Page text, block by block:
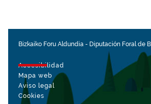
Bizkaiko Foru Aldundia - Diputación Foral de
Accesibilidad
Mapa web
Aviso legal
Cookies